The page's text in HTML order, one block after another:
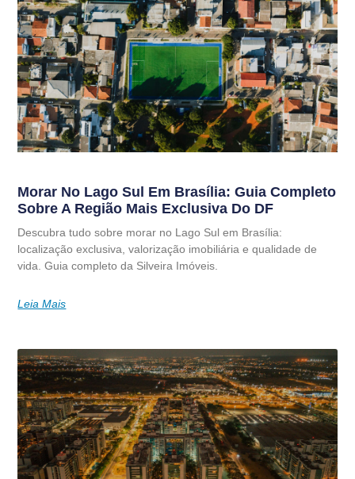
Morar No Lago Sul Em Brasília: Guia Completo
Sobre A Região Mais Exclusiva Do DF
Descubra tudo sobre morar no Lago Sul em Brasília:
localização exclusiva, valorização imobiliária e qualidade de
vida. Guia completo da Silveira Imóveis.
Leia Mais